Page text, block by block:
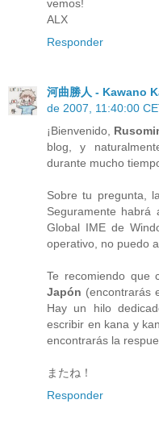
vemos!
ALX
Responder
河曲勝人 - Kawano
de 2007, 11:40:00
¡Bienvenido,
blog, y
durante mucho
Sobre tu pregunta,
Seguramente habrá
Global IME de
operativo, no puedo
Te recomiendo que
Japón (encontrarás
Hay un hilo
escribir en kana y
encontrarás la
またね！
Responder